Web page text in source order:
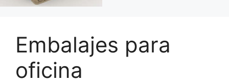
Embalajes para
oficina